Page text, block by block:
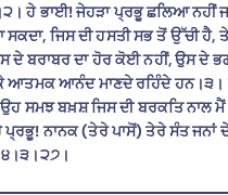
ਹੇ ਭਾਈ! ਜੇਹੜਾ ਪ੍ਰਭੂ ਛਲਿਆ ਨਹੀਂ
ਸਕਦਾ, ਜਿਸ ਦੀ ਹਸਤੀ ਸਭ ਤੋਂ ਉੱਚੀ ਹੈ,
ਦੇ ਬਰਾਬਰ ਦਾ ਹੋਰ ਕੋਈ ਨਹੀਂ, ਉਸ ਦੇ
ਕੇ ਆਤਮਕ ਆਨੰਦ ਮਾਣਦੇ ਰਹਿੰਦੇ
ਸਮਝ ਬਖ਼ਸ਼ ਜਿਸ ਦੀ ਬਰਕਤਿ ਨਾਲ ਮੈਂ
ਪ੍ਰਭੂ! ਨਾਨਕ (ਤੇਰੇ ਪਾਸੋਂ) ਤੇਰੇ ਸੰਤ ਜਨਾਂ